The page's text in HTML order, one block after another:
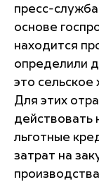
пресс-
основе
находится
определили
это сельское
Для этих
действовать
льготные
затрат на